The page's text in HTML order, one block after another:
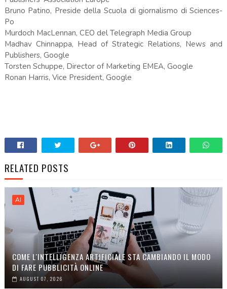
Bruno Patino, Preside della Scuola di giornalismo di Sciences-
Po
Murdoch MacLennan, CEO del Telegraph Media Group
Madhav Chinnappa, Head of Strategic Relations, News and
Publishers, Google
Torsten Schuppe, Director of Marketing EMEA, Google
Ronan Harris, Vice President, Google
RELATED POSTS
AI
COME L'INTELLIGENZA ARTIFICIALE STA CAMBIANDO IL MODO
DI FARE PUBBLICITÀ ONLINE
AUGUST 07, 2026